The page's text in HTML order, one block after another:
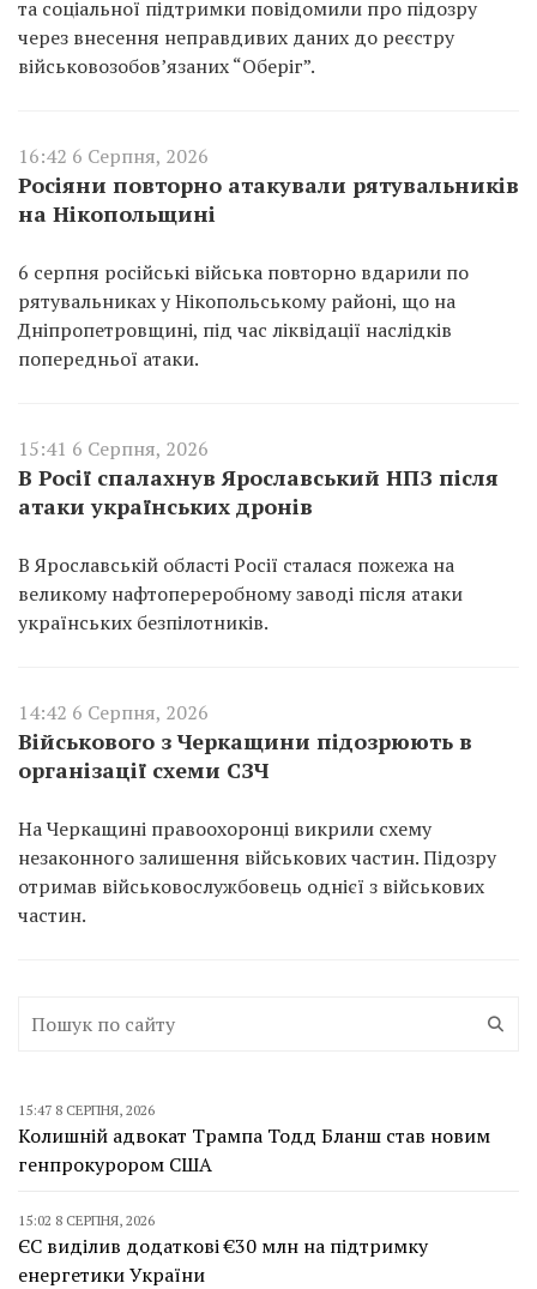
та соціальної підтримки повідомили про підозру
через внесення неправдивих даних до реєстру
військовозобов’язаних “Оберіг”.
16:42 6 Серпня, 2026
Росіяни повторно атакували рятувальників
на Нікопольщині
6 серпня російські війська повторно вдарили по
рятувальниках у Нікопольському районі, що на
Дніпропетровщині, під час ліквідації наслідків
попередньої атаки.
15:41 6 Серпня, 2026
В Росії спалахнув Ярославський НПЗ після
атаки українських дронів
В Ярославській області Росії сталася пожежа на
великому нафтопереробному заводі після атаки
українських безпілотників.
14:42 6 Серпня, 2026
Військового з Черкащини підозрюють в
організації схеми СЗЧ
На Черкащині правоохоронці викрили схему
незаконного залишення військових частин. Підозру
отримав військовослужбовець однієї з військових
частин.
15:47 8 СЕРПНЯ, 2026
Колишній адвокат Трампа Тодд Бланш став новим
генпрокурором США
15:02 8 СЕРПНЯ, 2026
ЄС виділив додаткові €30 млн на підтримку
енергетики України